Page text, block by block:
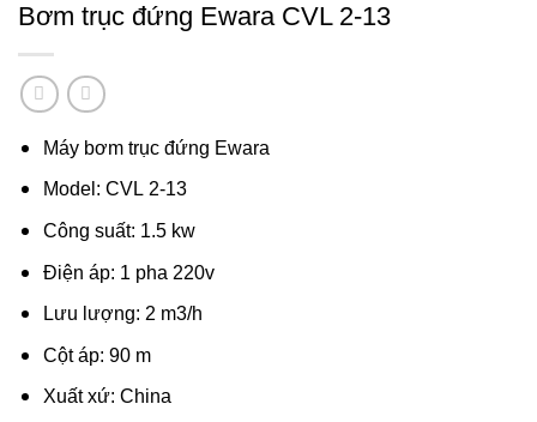
Bơm trục đứng Ewara CVL 2-13
Máy bơm trục đứng Ewara
Model: CVL 2-13
Công suất: 1.5 kw
Điện áp: 1 pha 220v
Lưu lượng: 2 m3/h
Cột áp: 90 m
Xuất xứ: China